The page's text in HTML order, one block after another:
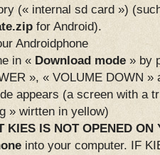
(« internal sd card »)
for Android).
Androidphone
in « Download mode » by
», « VOLUME DOWN »
appears (a screen with a
» wirtten in yellow)
KIES IS NOT OPENED ON
into your computer. IF